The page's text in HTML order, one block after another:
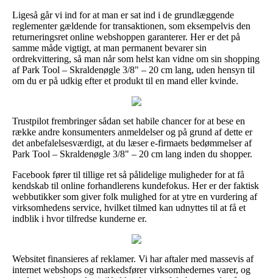
Ligeså går vi ind for at man er sat ind i de grundlæggende
reglementer gældende for transaktionen, som eksempelvis den
returneringsret online webshoppen garanterer. Her er det på
samme måde vigtigt, at man permanent bevarer sin
ordrekvittering, så man når som helst kan vidne om sin shopping
af Park Tool – Skraldenøgle 3/8" – 20 cm lang, uden hensyn til
om du er på udkig efter et produkt til en mand eller kvinde.
Trustpilot frembringer sådan set habile chancer for at bese en
række andre konsumenters anmeldelser og på grund af dette er
det anbefalelsesværdigt, at du læser e-firmaets bedømmelser af
Park Tool – Skraldenøgle 3/8" – 20 cm lang inden du shopper.
Facebook fører til tillige ret så pålidelige muligheder for at få
kendskab til online forhandlerens kundefokus. Her er der faktisk
webbutikker som giver folk mulighed for at ytre en vurdering af
virksomhedens service, hvilket tilmed kan udnyttes til at få et
indblik i hvor tilfredse kunderne er.
Websitet finansieres af reklamer. Vi har aftaler med massevis af
internet webshops og markedsfører virksomhedernes varer, og